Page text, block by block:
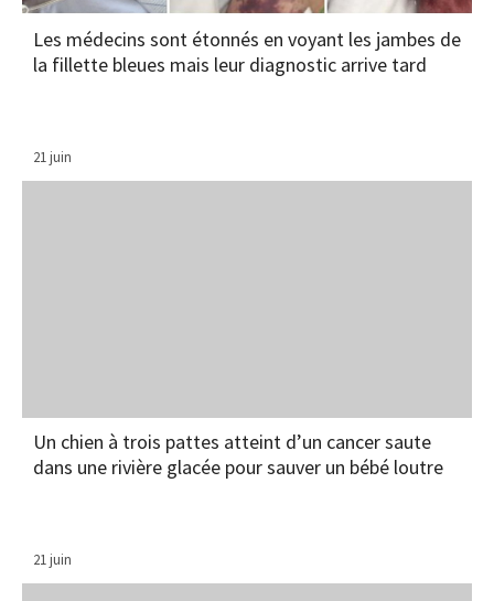
Les médecins sont étonnés en voyant les jambes de
la fillette bleues mais leur diagnostic arrive tard
21 juin
Un chien à trois pattes atteint d’un cancer saute
dans une rivière glacée pour sauver un bébé loutre
21 juin